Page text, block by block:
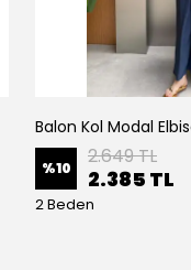
Balon Kol Modal
%10 2.649 TL
2.385 TL
2 Beden